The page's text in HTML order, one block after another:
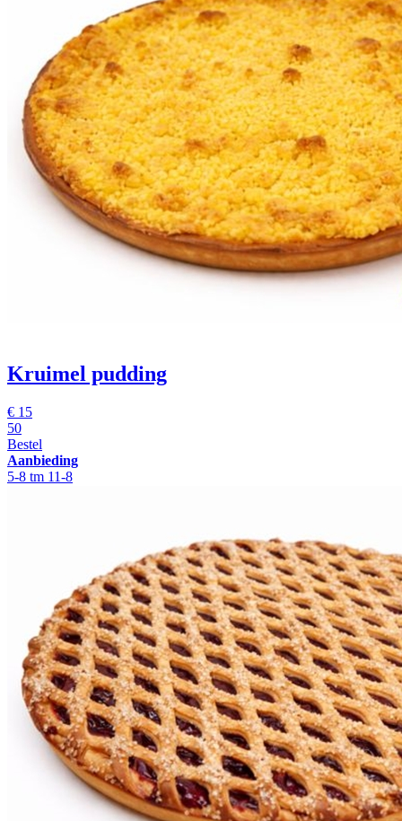
Kruimel pudding
€ 15
50
Bestel
Aanbieding
5-8 tm 11-8